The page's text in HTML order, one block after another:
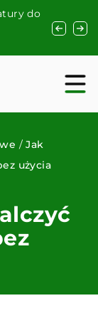
i
nawannowych –
/Jak
użycia